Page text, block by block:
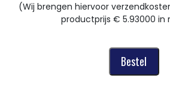
(Wij brengen hiervoor
productprijs € 5.93000 in